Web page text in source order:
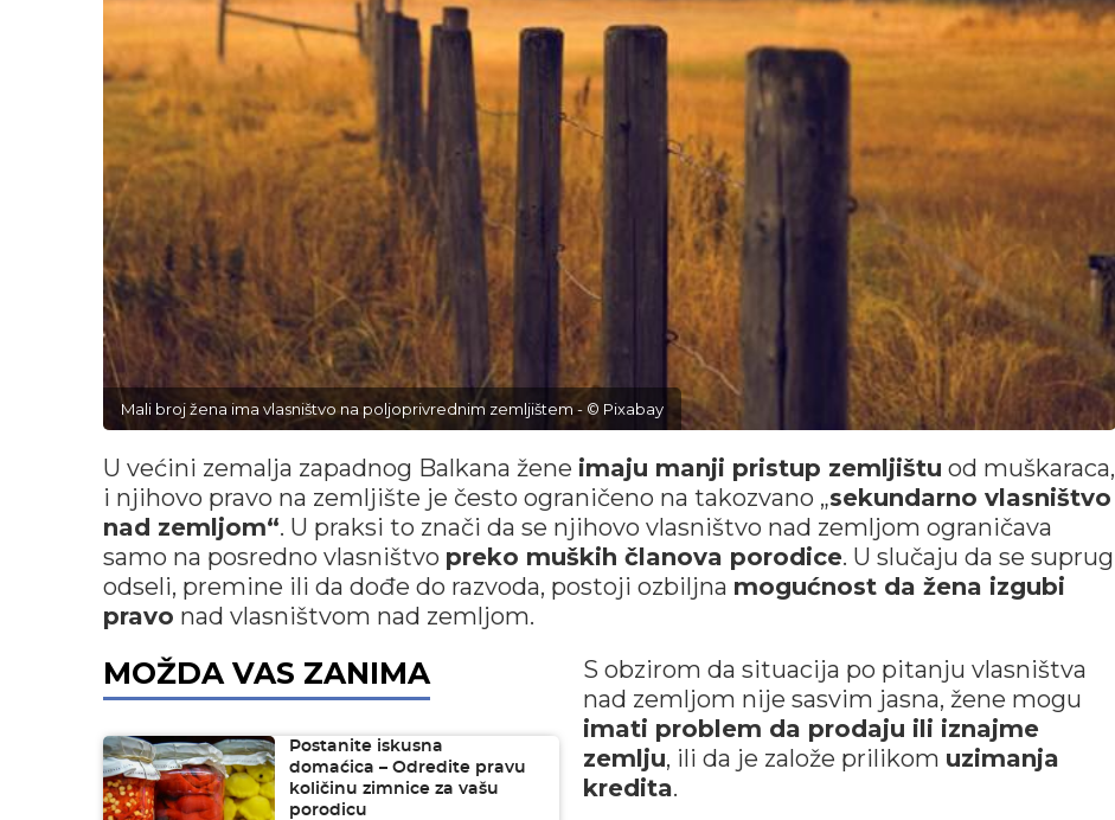
Mali broj žena ima vlasništvo na poljoprivrednim zemljištem - © Pixabay
U većini zemalja zapadnog Balkana žene imaju manji pristup zemljištu od muškaraca,
i njihovo pravo na zemljište je često ograničeno na takozvano „sekundarno vlasništvo
nad zemljom“. U praksi to znači da se njihovo vlasništvo nad zemljom ograničava
samo na posredno vlasništvo preko muških članova porodice. U slučaju da se suprug
odseli, premine ili da dođe do razvoda, postoji ozbiljna mogućnost da žena izgubi
pravo nad vlasništvom nad zemljom.
MOŽDA VAS ZANIMA
Postanite iskusna
domaćica – Odredite pravu
količinu zimnice za vašu
porodicu
S obzirom da situacija po pitanju vlasništva
nad zemljom nije sasvim jasna, žene mogu
imati problem da prodaju ili iznajme
zemlju, ili da je založe prilikom uzimanja
kredita.